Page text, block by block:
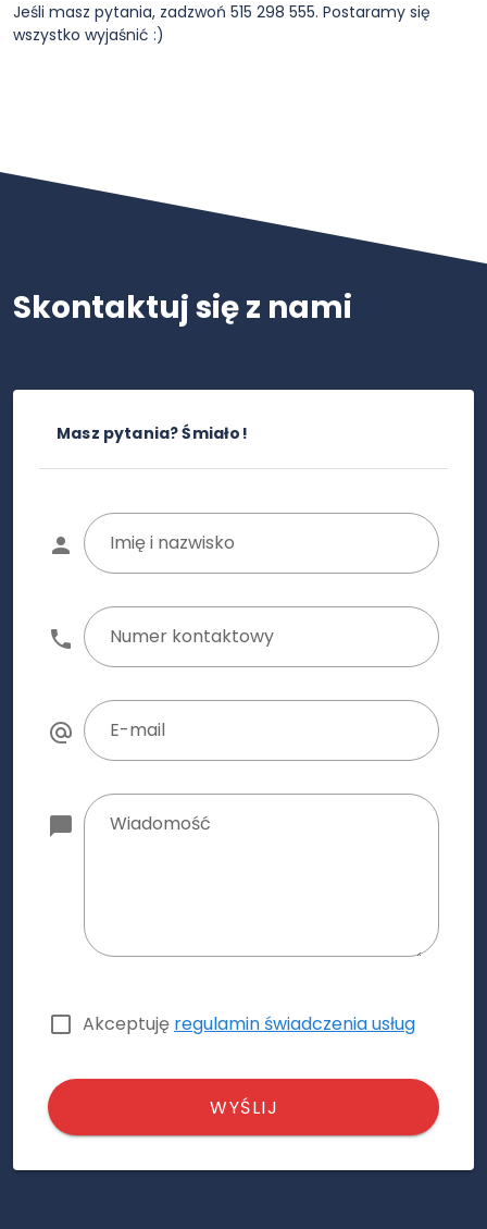
Jeśli masz pytania, zadzwoń 515 298 555. Postaramy się
wszystko wyjaśnić :)
Skontaktuj się z nami
Masz pytania? Śmiało!
Imię i nazwisko
Numer kontaktowy
E-mail
Wiadomość
Akceptuję regulamin świadczenia usług
WYŚLIJ